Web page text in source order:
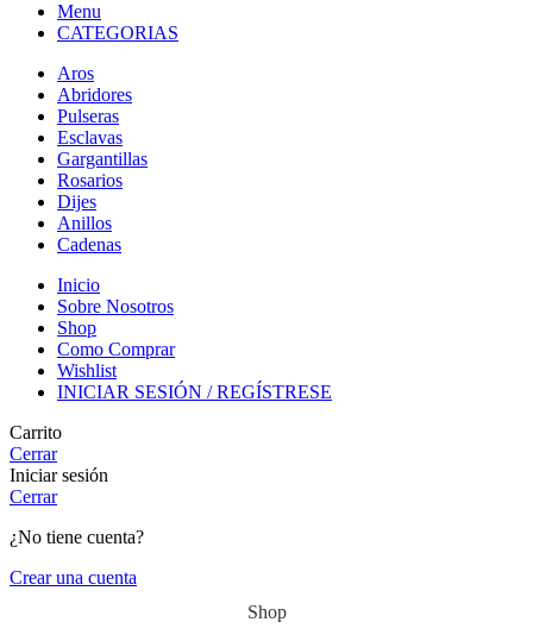
Menu
CATEGORIAS
Aros
Abridores
Pulseras
Esclavas
Gargantillas
Rosarios
Dijes
Anillos
Cadenas
Inicio
Sobre Nosotros
Shop
Como Comprar
Wishlist
INICIAR SESIÓN / REGÍSTRESE
Carrito
Cerrar
Iniciar sesión
Cerrar
¿No tiene cuenta?
Crear una cuenta
Shop